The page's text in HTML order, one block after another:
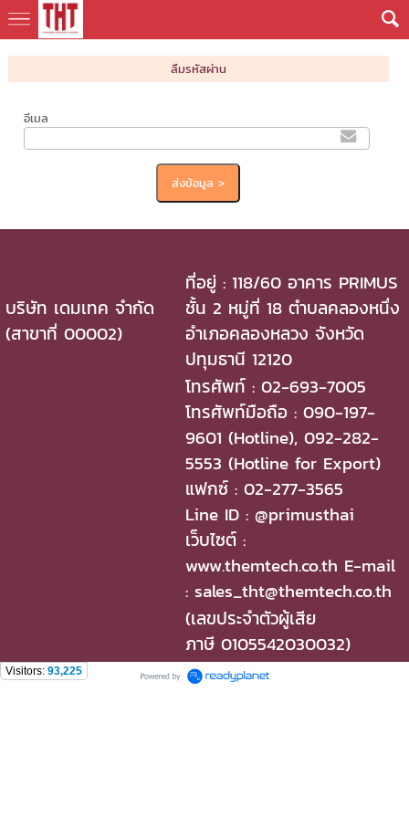
ลืมรหัสผ่าน
อีเมล
บริษัท เดมเทค จำกัด
(สาขาที่ 00002)
ที่อยู่ : 118/60 อาคาร PRIMUS
ชั้น 2 หมู่ที่ 18 ตำบลคลองหนึ่ง
อำเภอคลองหลวง จังหวัด
ปทุมธานี 12120
โทรศัพท์ : 02-693-7005
โทรศัพท์มือถือ : 090-197-
9601 (Hotline), 092-282-
5553 (Hotline for Export)
แฟกซ์ : 02-277-3565
Line ID : @primusthai
เว็บไซต์ :
www.themtech.co.th E-mail
: sales_tht@themtech.co.th
(เลขประจำตัวผู้เสีย
ภาษี 0105542030032)
Visitors: 93,225